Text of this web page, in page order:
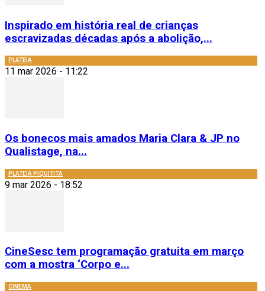
Inspirado em história real de crianças
escravizadas décadas após a abolição,...
PLATEIA
11 mar 2026 - 11:22
Os bonecos mais amados Maria Clara & JP no
Qualistage, na...
PLATEIA PIQUITITA
9 mar 2026 - 18:52
CineSesc tem programação gratuita em março
com a mostra ‘Corpo e...
CINEMA